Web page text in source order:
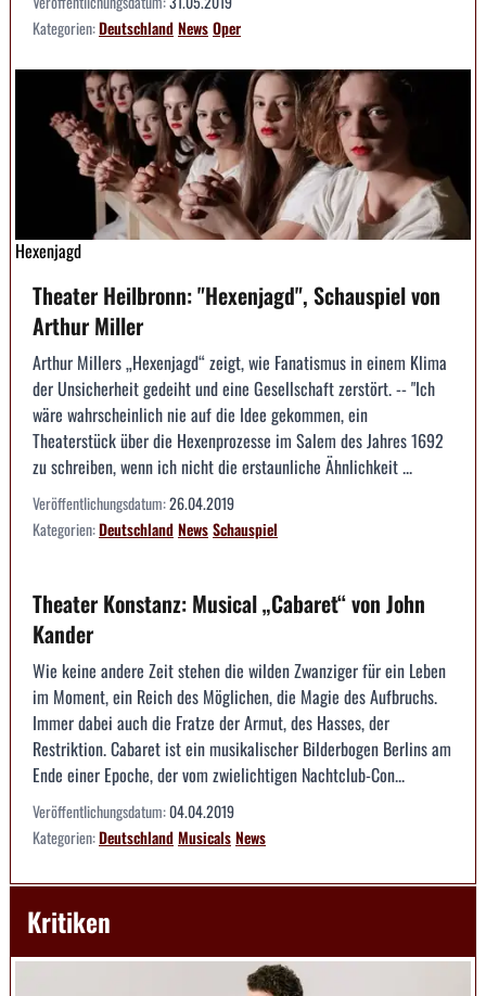
Kategorien:DeutschlandNewsOper
Hexenjagd
Theater Heilbronn: "Hexenjagd", Schauspiel von
Arthur Miller
Arthur Millers „Hexenjagd“ zeigt, wie Fanatismus in einem Klima
der Unsicherheit gedeiht und eine Gesellschaft zerstört. -- "Ich
wäre wahrscheinlich nie auf die Idee gekommen, ein
Theaterstück über die Hexenprozesse im Salem des Jahres 1692
zu schreiben, wenn ich nicht die erstaunliche Ähnlichkeit ...
Veröffentlichungsdatum:26.04.2019
Kategorien:DeutschlandNewsSchauspiel
Theater Konstanz: Musical „Cabaret“ von John
Kander
Wie keine andere Zeit stehen die wilden Zwanziger für ein Leben
im Moment, ein Reich des Möglichen, die Magie des Aufbruchs.
Immer dabei auch die Fratze der Armut, des Hasses, der
Restriktion. Cabaret ist ein musikalischer Bilderbogen Berlins am
Ende einer Epoche, der vom zwielichtigen Nachtclub-Con...
Veröffentlichungsdatum:04.04.2019
Kategorien:DeutschlandMusicalsNews
Kritiken